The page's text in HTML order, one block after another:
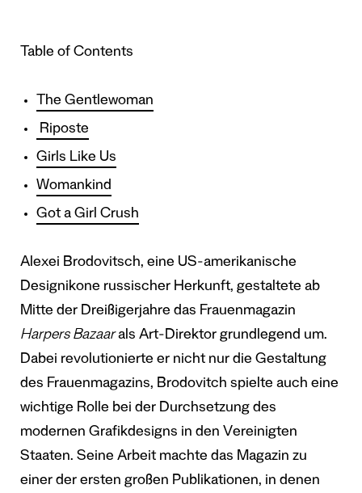
Table of Contents
The Gentlewoman
Riposte
Girls Like Us
Womankind
Got a Girl Crush
Alexei Brodovitsch, eine US-amerikanische
Designikone russischer Herkunft, gestaltete ab
Mitte der Dreißigerjahre das Frauenmagazin
Harpers Bazaarals Art-Direktor grundlegend um.
Dabei revolutionierte er nicht nur die Gestaltung
des Frauenmagazins, Brodovitch spielte auch eine
wichtige Rolle bei der Durchsetzung des
modernen Grafikdesigns in den Vereinigten
Staaten. Seine Arbeit machte das Magazin zu
einer der ersten großen Publikationen, in denen